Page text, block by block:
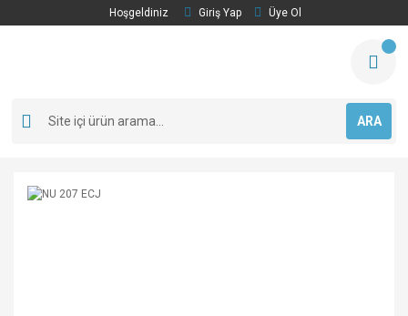
Hoşgeldiniz Giriş Yap Üye Ol
ARA